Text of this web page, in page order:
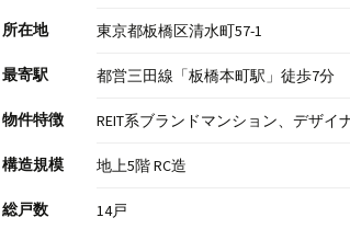
所在地 東京都板橋区清水町57-1
最寄駅 都営三田線「板橋本町駅」徒歩7分
物件特徴 REIT系ブランドマンション、デザイ
構造規模 地上5階 RC造
総戸数 14戸